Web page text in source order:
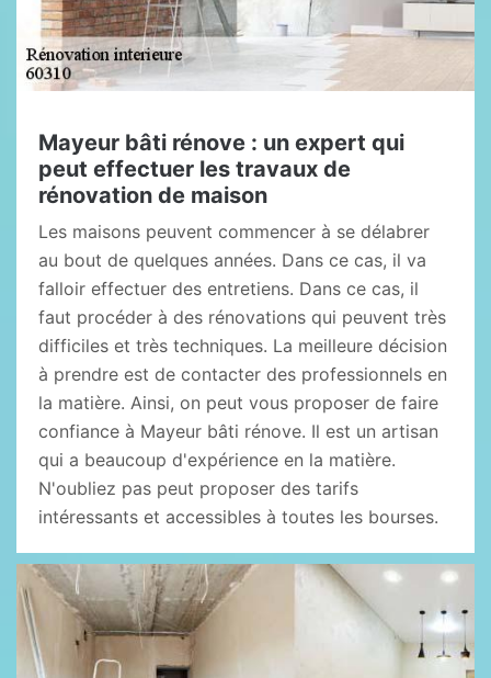
Mayeur bâti rénove : un expert qui
peut effectuer les travaux de
rénovation de maison
Les maisons peuvent commencer à se délabrer
au bout de quelques années. Dans ce cas, il va
falloir effectuer des entretiens. Dans ce cas, il
faut procéder à des rénovations qui peuvent très
difficiles et très techniques. La meilleure décision
à prendre est de contacter des professionnels en
la matière. Ainsi, on peut vous proposer de faire
confiance à Mayeur bâti rénove. Il est un artisan
qui a beaucoup d'expérience en la matière.
N'oubliez pas peut proposer des tarifs
intéressants et accessibles à toutes les bourses.